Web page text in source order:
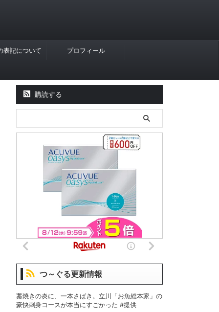
表記について プロフィール
購読する
つ～ぐる更新情報
藁焼きの炎に、一本さばき。立川「お魚総本家」の
豪快刺身コースが本当にすごかった #提供